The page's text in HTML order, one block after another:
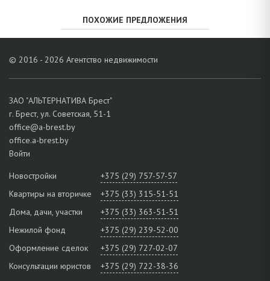
ПОХОЖИЕ ПРЕДЛОЖЕНИЯ
© 2016 - 2026 Агентство недвижимости
ЗАО "АЛЬТЕРНАТИВА Брест"
г. Брест, ул. Советская, 51-1
office@a-brest.by
office.a-brest.by
Войти
Новостройки
+375 (29) 757-57-57
Квартиры на вторичке
+375 (33) 315-51-51
Дома, дачи, участки
+375 (33) 363-51-51
Нежилой фонд
+375 (29) 239-52-00
Оформление сделок
+375 (29) 727-02-07
Консультации юристов
+375 (29) 722-38-36